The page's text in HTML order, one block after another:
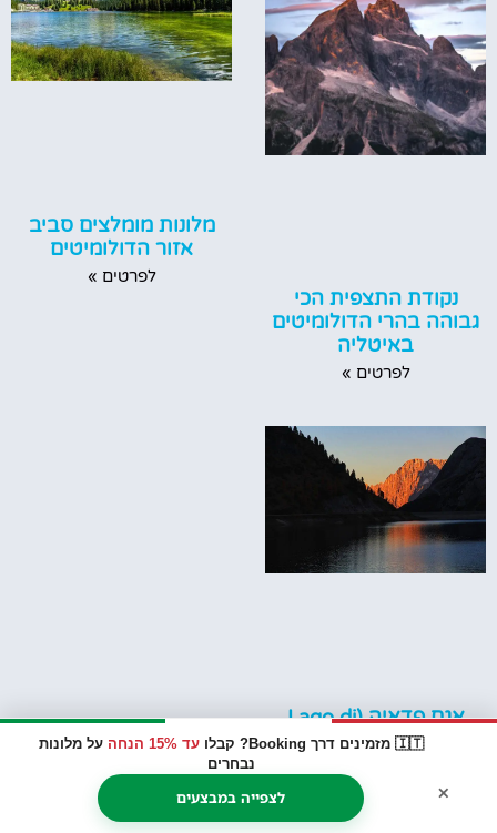
🇮🇹 מזמינים דרך Booking? קבלו עד 15% הנחה
על מלונות
נבחרים
לצפייה במבצעים ×
נקודת התצפית הכי
גבוהה בהרי הדולומיטים
באיטליה
לפרטים »
מלונות מומלצים סביב
אזור הדולומיטים
לפרטים »
אגם פדאיה (Lago di
Fedaia)